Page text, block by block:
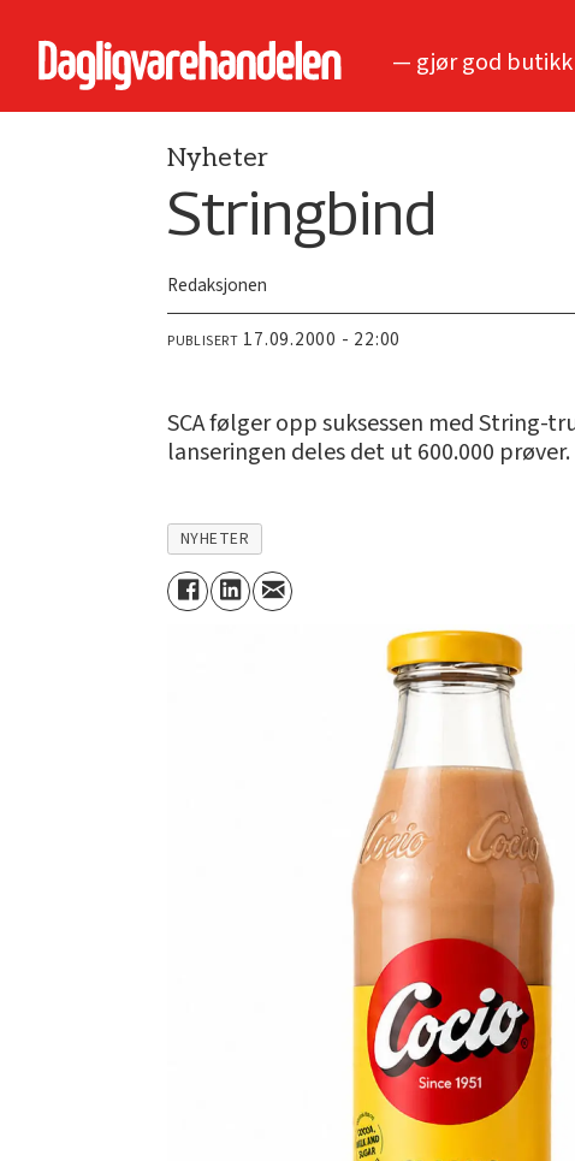
— gjør god
Nyheter
Stringbind
Redaksjonen
PUBLISERT 17.09.2000 - 22:00
SCA følger opp suksessen med String-
lanseringen deles det ut 600.000 prøver.
NYHETER